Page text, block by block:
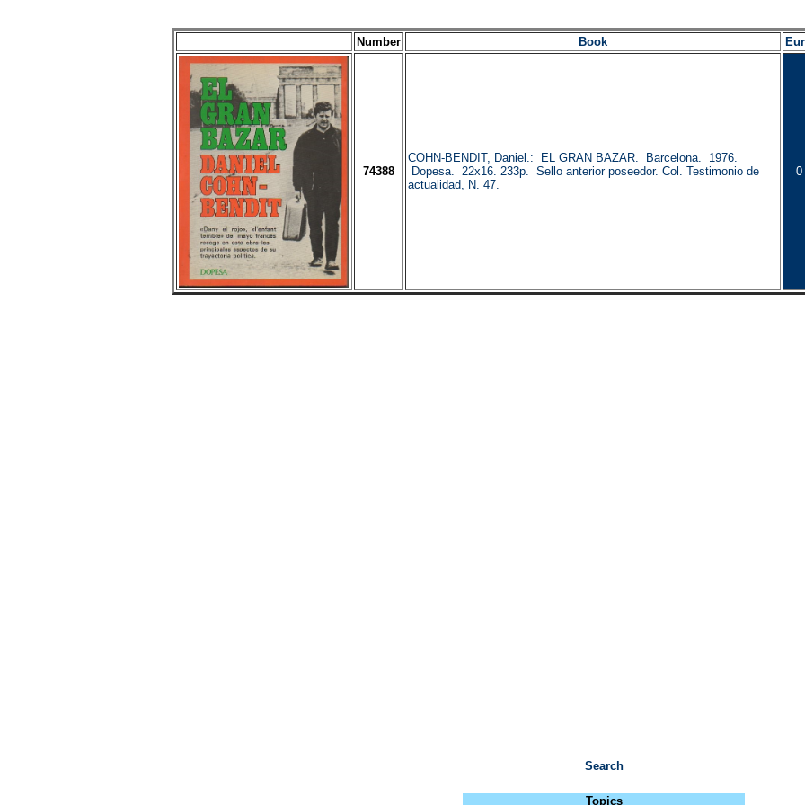
Number Book
74388
COHN-BENDIT, Daniel.: EL GRAN BAZAR. Barcelona. 1976.
Dopesa. 22x16. 233p. Sello anterior poseedor. Col. Testimonio de
actualidad, N. 47.
0
Search
Topics